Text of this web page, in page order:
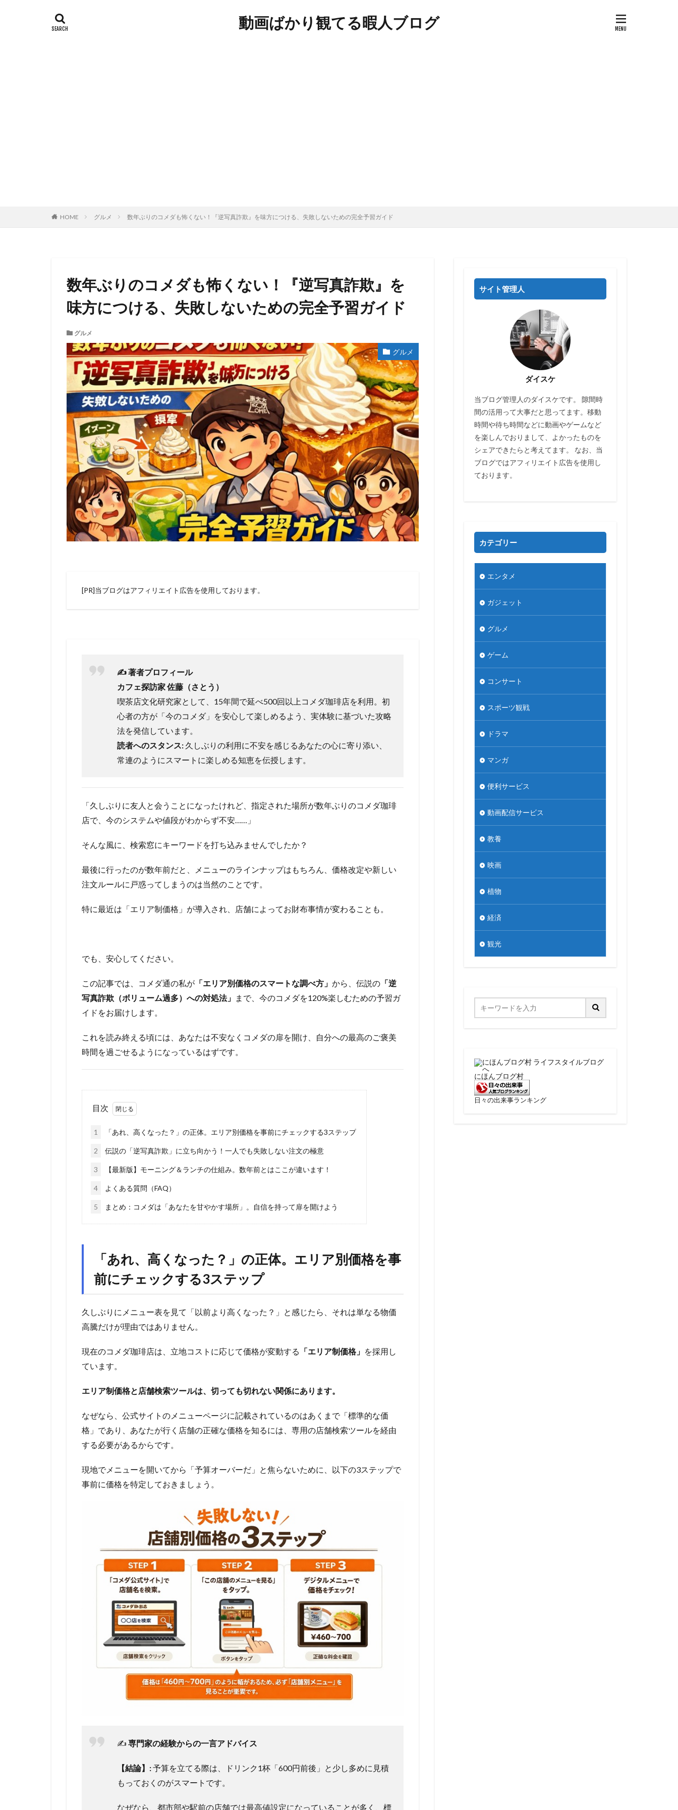
動画ばかり観てる暇人ブログ
HOME グルメ 数年ぶりのコメダも怖くない！『逆写真詐欺』を味方につける、失敗しないための完全予習ガイド
数年ぶりのコメダも怖くない！『逆写真詐欺』を
味方につける、失敗しないための完全予習ガイド
グルメ
グルメ
[PR]当ブログはアフィリエイト広告を使用しております。
✍️ 著者プロフィール
カフェ探訪家 佐藤（さとう）
喫茶店文化研究家として、15年間で延べ500回以上コメダ珈琲店を利用。初
心者の方が「今のコメダ」を安心して楽しめるよう、実体験に基づいた攻略
法を発信しています。
読者へのスタンス: 久しぶりの利用に不安を感じるあなたの心に寄り添い、
常連のようにスマートに楽しめる知恵を伝授します。
「久しぶりに友人と会うことになったけれど、指定された場所が数年ぶりのコメダ珈琲
店で、今のシステムや値段がわからず不安……」
そんな風に、検索窓にキーワードを打ち込みませんでしたか？
最後に行ったのが数年前だと、メニューのラインナップはもちろん、価格改定や新しい
注文ルールに戸惑ってしまうのは当然のことです。
特に最近は「エリア制価格」が導入され、店舗によってお財布事情が変わることも。
でも、安心してください。
この記事では、コメダ通の私が 「エリア別価格のスマートな調べ方」 から、伝説の 「逆
写真詐欺（ボリューム過多）への対処法」 まで、今のコメダを120%楽しむための予習ガ
イドをお届けします。
これを読み終える頃には、あなたは不安なくコメダの扉を開け、自分への最高のご褒美
時間を過ごせるようになっているはずです。
目次
1 「あれ、高くなった？」の正体。エリア別価格を事前にチェックする3ステップ
2 伝説の「逆写真詐欺」に立ち向かう！一人でも失敗しない注文の極意
3 【最新版】モーニング＆ランチの仕組み。数年前とはここが違います！
4 よくある質問（FAQ）
5 まとめ：コメダは「あなたを甘やかす場所」。自信を持って扉を開けよう
「あれ、高くなった？」の正体。エリア別価格を事
前にチェックする3ステップ
久しぶりにメニュー表を見て「以前より高くなった？」と感じたら、それは単なる物価
高騰だけが理由ではありません。
現在のコメダ珈琲店は、立地コストに応じて価格が変動する 「エリア制価格」 を採用し
ています。
エリア制価格と店舗検索ツールは、切っても切れない関係にあります。
なぜなら、公式サイトのメニューページに記載されているのはあくまで「標準的な価
格」であり、あなたが行く店舗の正確な価格を知るには、専用の店舗検索ツールを経由
する必要があるからです。
現地でメニューを開いてから「予算オーバーだ」と焦らないために、以下の3ステップで
事前に価格を特定しておきましょう。
✍️ 専門家の経験からの一言アドバイス
【結論】:予算を立てる際は、ドリンク1杯「600円前後」と少し多めに見積
もっておくのがスマートです。
なぜなら、都市部や駅前の店舗では最高値設定になっていることが多く、標
サイト管理人
ダイスケ
当ブログ管理人のダイスケです。 隙間時
間の活用って大事だと思ってます。移動
時間や待ち時間などに動画やゲームなど
を楽しんでおりまして、よかったものを
シェアできたらと考えてます。 なお、当
ブログではアフィリエイト広告を使用し
ております。
カテゴリー
エンタメ
ガジェット
グルメ
ゲーム
コンサート
スポーツ観戦
ドラマ
マンガ
便利サービス
動画配信サービス
教養
映画
植物
経済
観光
にほんブログ村
日々の出来事ランキング